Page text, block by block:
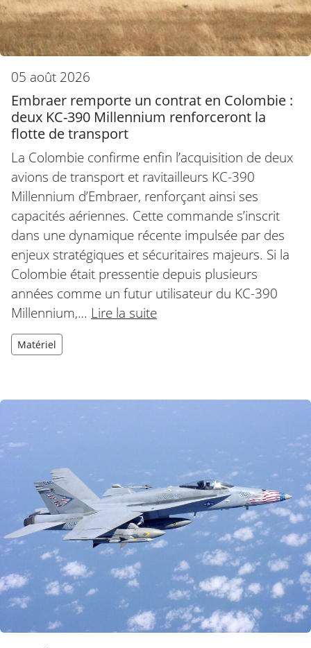
05 août 2026
Embraer remporte un contrat en Colombie :
deux KC-390 Millennium renforceront la
flotte de transport
La Colombie confirme enfin l’acquisition de deux
avions de transport et ravitailleurs KC-390
Millennium d’Embraer, renforçant ainsi ses
capacités aériennes. Cette commande s’inscrit
dans une dynamique récente impulsée par des
enjeux stratégiques et sécuritaires majeurs. Si la
Colombie était pressentie depuis plusieurs
années comme un futur utilisateur du KC-390
Millennium,… Lire la suite
Matériel